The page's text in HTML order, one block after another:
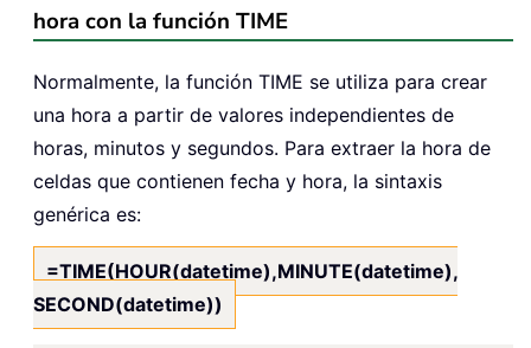
hora con la función TIME
Normalmente, la función TIME se utiliza para crear
una hora a partir de valores independientes de
horas, minutos y segundos. Para extraer la hora de
celdas que contienen fecha y hora, la sintaxis
genérica es:
=TIME(HOUR(datetime),MINUTE(datetime),
SECOND(datetime))